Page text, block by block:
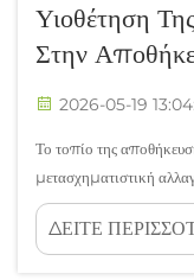
Υιοθέτηση
Στην
2026-05-19
Το τοπίο της
μετασχηματιστική
λιθίου-σιδήρου-
αναδύεται ως η
ΔΕΙΤΕ